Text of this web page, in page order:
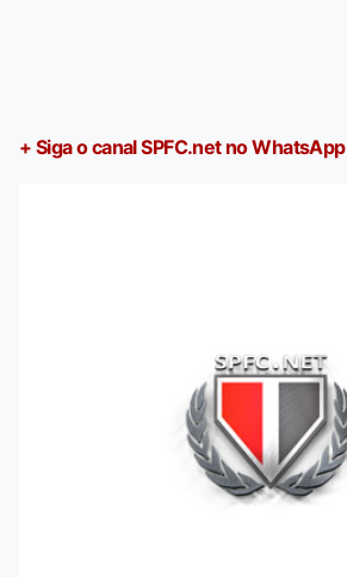
+ Siga o canal SPFC.net no WhatsApp